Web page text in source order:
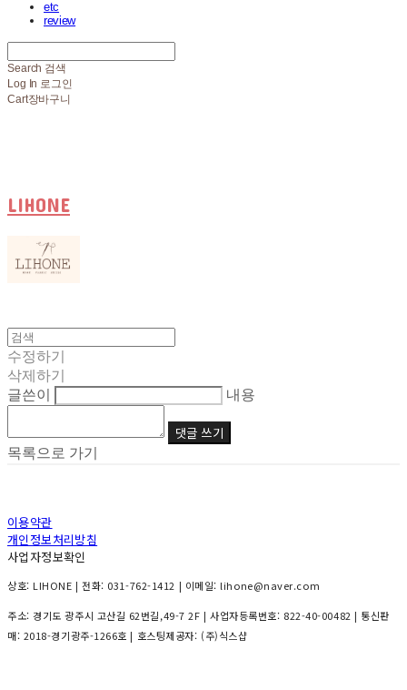
etc
review
Search 검색
Log In 로그인
Cart장바구니
LIHONE
수정하기
삭제하기
글쓴이
내용
댓글 쓰기
목록으로 가기
이용약관
개인정보처리방침
사업자정보확인
상호: LIHONE | 전화: 031-762-1412 | 이메일: lihone@naver.com
주소: 경기도 광주시 고산길 62번길,49-7 2F | 사업자등록번호: 822-40-00482 | 통신판
매: 2018-경기광주-1266호 | 호스팅제공자: (주)식스샵